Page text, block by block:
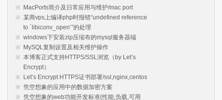
MacPorts简介及日常应用与维护/mac port
某商vps上编译php时报错“undefined reference
to `libiconv_open’”的处理
windows下安装zip压缩布的mysql服务器端
MySQL复制设置及相关维护操作
本博客正式支持HTTPS/SSL浏览（by Let’s
Encrypt）
Let’s Encrypt HTTPS证书部署/ssl,nginx,centos
凭空想象的应用中的数据加密方案
凭空想象的web功能开发标准(性能,负载,可用